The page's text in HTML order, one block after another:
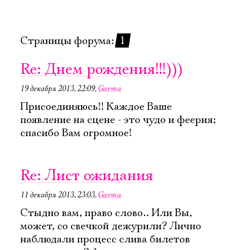
Страницы форума: 1
Re: Днем рождения!!!)))
19 декабря 2013, 22:09, Garma
Присоединяюсь!! Каждое Ваше
появление на сцене - это чудо и феерия;
спасибо Вам огромное!
Re: Лист ожидания
11 декабря 2013, 23:03, Garma
Стыдно вам, право слово.. Или Вы,
может, со свечкой дежурили? Лично
наблюдали процесс слива билетов